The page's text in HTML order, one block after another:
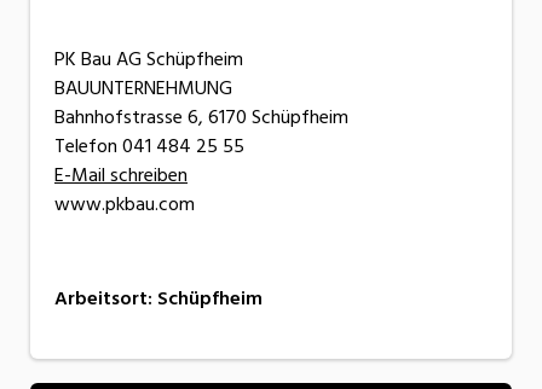
PK Bau AG Schüpfheim
BAUUNTERNEHMUNG
Bahnhofstrasse 6, 6170 Schüpfheim
Telefon 041 484 25 55
E-Mail schreiben
www.pkbau.com
Arbeitsort: Schüpfheim